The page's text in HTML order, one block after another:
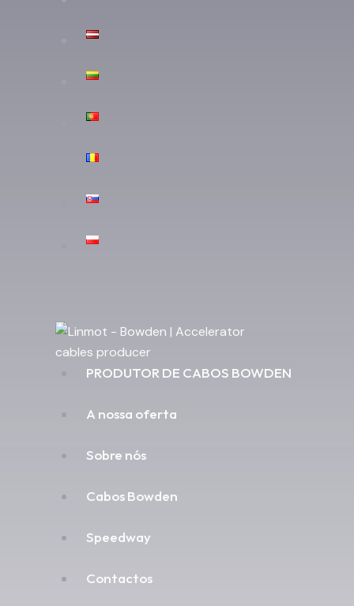
PRODUTOR DE CABOS BOWDEN
A nossa oferta
Sobre nós
Cabos Bowden
Speedway
Contactos